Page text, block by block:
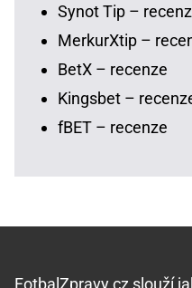
Synot Tip –
MerkurXtip –
BetX – recenze
Kingsbet –
fBET – recenze
FotbalZpravy.cz slouží